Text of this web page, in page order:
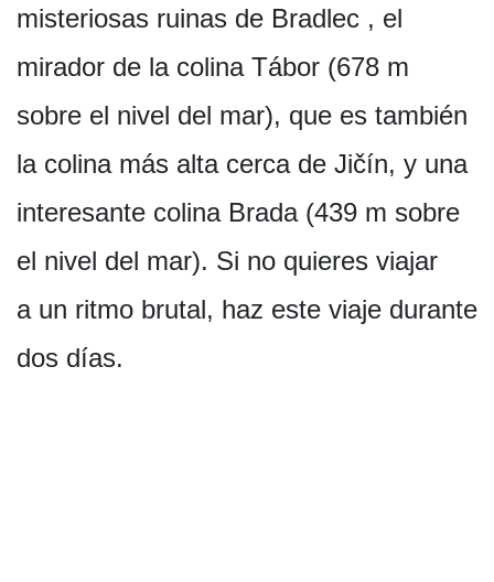
misteriosas ruinas de Bradlec , el
mirador de la colina Tábor (678 m
sobre el nivel del mar), que es también
la colina más alta cerca de Jičín, y una
interesante colina Brada (439 m sobre
el nivel del mar). Si no quieres viajar
a un ritmo brutal, haz este viaje durante
dos días.